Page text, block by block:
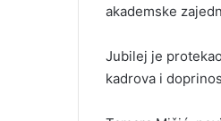
akademske
Jubilej je
kadrova i